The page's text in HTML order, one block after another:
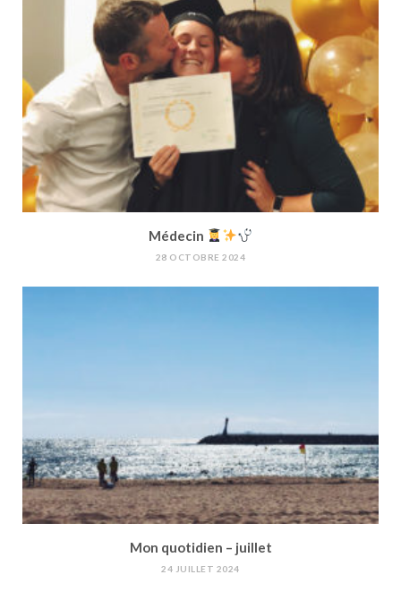
Médecin
28 OCTOBRE 2024
Mon quotidien – juillet
24 JUILLET 2024